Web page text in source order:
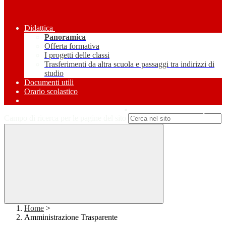
Didattica
Panoramica
Offerta formativa
I progetti delle classi
Trasferimenti da altra scuola e passaggi tra indirizzi di
studio
Documenti utili
Orario scolastico
Home >
Amministrazione Trasparente